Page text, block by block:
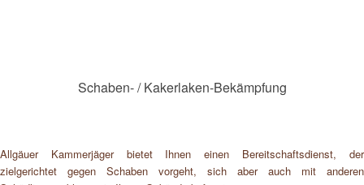
Schaben- / Kakerlaken-Bekämpfung
Allgäuer Kammerjäger bietet Ihnen einen Bereitschaftsdienst, der
zielgerichtet gegen Schaben vorgeht, sich aber auch mit anderen